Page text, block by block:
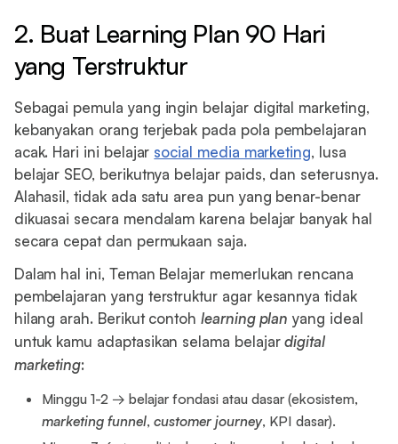
2. Buat Learning Plan 90 Hari
yang Terstruktur
Sebagai pemula yang ingin belajar digital marketing,
kebanyakan orang terjebak pada pola pembelajaran
acak. Hari ini belajar social media marketing, lusa
belajar SEO, berikutnya belajar paids, dan seterusnya.
Alahasil, tidak ada satu area pun yang benar-benar
dikuasai secara mendalam karena belajar banyak hal
secara cepat dan permukaan saja.
Dalam hal ini, Teman Belajar memerlukan rencana
pembelajaran yang terstruktur agar kesannya tidak
hilang arah. Berikut contohlearning plan yang ideal
untuk kamu adaptasikan selama belajardigital
marketing:
Minggu 1-2 → belajar fondasi atau dasar (ekosistem,
marketing funnel,customer journey, KPI dasar).